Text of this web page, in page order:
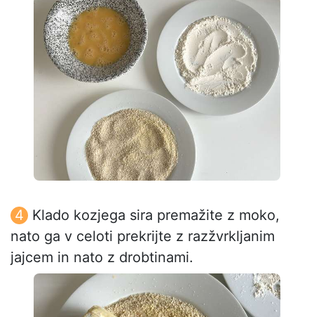
Klado kozjega sira premažite z moko,
nato ga v celoti prekrijte z razžvrkljanim
jajcem in nato z drobtinami.